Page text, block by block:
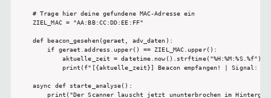
# Trage hier deine gefundene MAC-Adresse ein
ZIEL_MAC = "AA:BB:CC:DD:EE:FF"
def beacon_gesehen(geraet, adv_daten):
    if geraet.address.upper() == ZIEL_MAC.upper():
aktuelle_zeit =
print(f"[{aktuelle_zeit}] Beacon empfangen! | Signal:
async def starte_analyse():
print("Der Scanner lauscht jetzt ununterbrochen im